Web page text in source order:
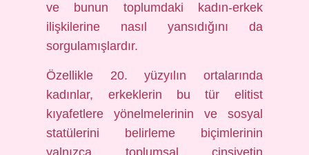
ve bunun toplumdaki kadın-erkek
ilişkilerine nasıl yansıdığını da
sorgulamışlardır.
Özellikle 20. yüzyılın ortalarında
kadınlar, erkeklerin bu tür elitist
kıyafetlere yönelmelerinin ve sosyal
statülerini belirleme biçimlerinin
yalnızca toplumsal cinsiyetin